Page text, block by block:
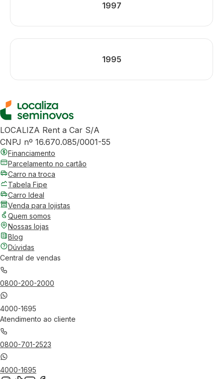
1997
1995
LOCALIZA Rent a Car S/A
CNPJ nº 16.670.085/0001-55
Financiamento
Parcelamento no cartão
Carro na troca
Tabela Fipe
Carro Ideal
Venda para lojistas
Quem somos
Nossas lojas
Blog
Dúvidas
Central de vendas
0800-200-2000
4000-1695
Atendimento ao cliente
0800-701-2523
4000-1695